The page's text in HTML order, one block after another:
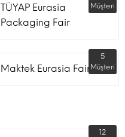
TÜYAP Eurasia
Packaging Fair
Müşteri
Maktek Eurasia Fair
5
Müşteri
12